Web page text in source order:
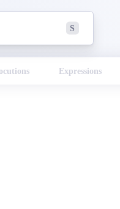
S
Expressions